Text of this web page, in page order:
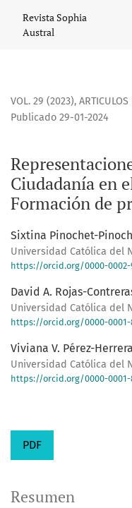
Representaciones de
Revista Sophia
Austral
VOL. 29 (2023), ARTICULOS
Ciudadanía en
Formación de
Publicado 29-01-2024
Sixtina Pinochet-
Universidad Católica del
https://orcid.org/0000-0002-
David A. Rojas-
Universidad Católica del
https://orcid.org/0000-0001-
Viviana V. Pérez-Herrera
Universidad Católica del
https://orcid.org/0000-0001-
PDF
Resumen